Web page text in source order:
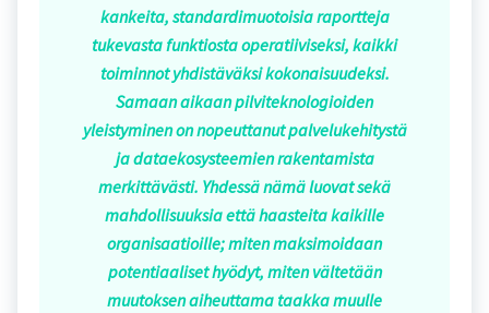
kankeita, standardimuotoisia raportteja
tukevasta funktiosta operatiiviseksi, kaikki
toiminnot yhdistäväksi kokonaisuudeksi.
Samaan aikaan pilviteknologioiden
yleistyminen on nopeuttanut palvelukehitystä
ja dataekosysteemien rakentamista
merkittävästi. Yhdessä nämä luovat sekä
mahdollisuuksia että haasteita kaikille
organisaatioille; miten maksimoidaan
potentiaaliset hyödyt, miten vältetään
muutoksen aiheuttama taakka muulle